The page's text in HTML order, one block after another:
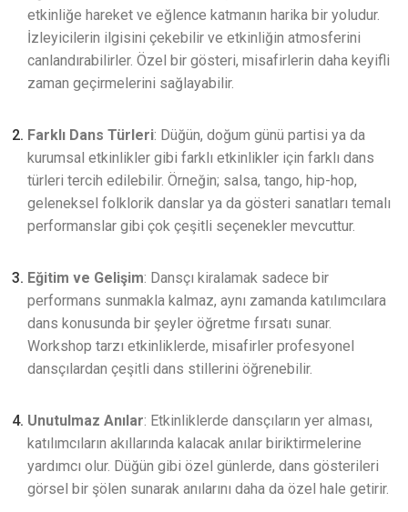
etkinliğe hareket ve eğlence katmanın harika bir yoludur.
İzleyicilerin ilgisini çekebilir ve etkinliğin atmosferini
canlandırabilirler. Özel bir gösteri, misafirlerin daha keyifli
zaman geçirmelerini sağlayabilir.
Farklı Dans Türleri: Düğün, doğum günü partisi ya da
kurumsal etkinlikler gibi farklı etkinlikler için farklı dans
türleri tercih edilebilir. Örneğin; salsa, tango, hip-hop,
geleneksel folklorik danslar ya da gösteri sanatları temalı
performanslar gibi çok çeşitli seçenekler mevcuttur.
Eğitim ve Gelişim: Dansçı kiralamak sadece bir
performans sunmakla kalmaz, aynı zamanda katılımcılara
dans konusunda bir şeyler öğretme fırsatı sunar.
Workshop tarzı etkinliklerde, misafirler profesyonel
dansçılardan çeşitli dans stillerini öğrenebilir.
Unutulmaz Anılar: Etkinliklerde dansçıların yer alması,
katılımcıların akıllarında kalacak anılar biriktirmelerine
yardımcı olur. Düğün gibi özel günlerde, dans gösterileri
görsel bir şölen sunarak anılarını daha da özel hale getirir.